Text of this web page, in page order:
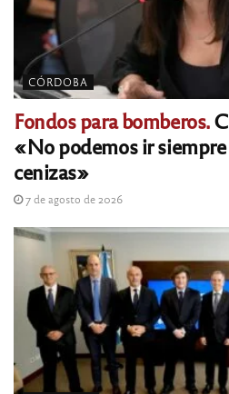
CÓRDOBA
Fondos para bomberos.
«No podemos ir
cenizas»
7 de agosto de 2026